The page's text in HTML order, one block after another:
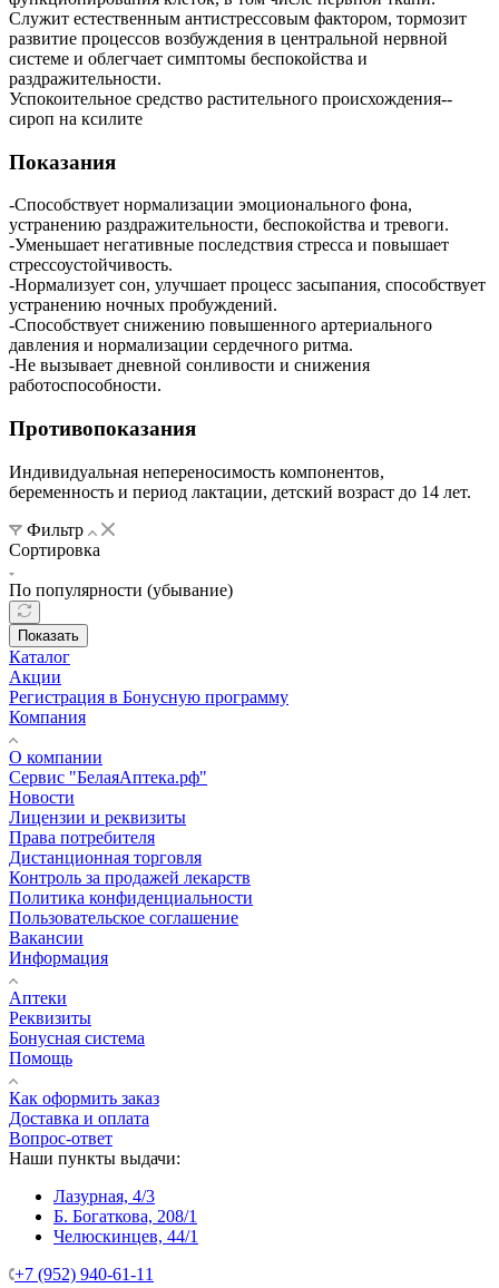
Служит естественным антистрессовым фактором, тормозит
развитие процессов возбуждения в центральной нервной
системе и облегчает симптомы беспокойства и
раздражительности.
Успокоительное средство растительного происхождения--
сироп на ксилите
Показания
-Способствует нормализации эмоционального фона,
устранению раздражительности, беспокойства и тревоги.
-Уменьшает негативные последствия стресса и повышает
стрессоустойчивость.
-Нормализует сон, улучшает процесс засыпания, способствует
устранению ночных пробуждений.
-Способствует снижению повышенного артериального
давления и нормализации сердечного ритма.
-Не вызывает дневной сонливости и снижения
работоспособности.
Противопоказания
Индивидуальная непереносимость компонентов,
беременность и период лактации, детский возраст до 14 лет.
Фильтр
Сортировка
По популярности (убывание)
Показать
Каталог
Акции
Регистрация в Бонусную программу
Компания
О компании
Сервис "БелаяАптека.рф"
Новости
Лицензии и реквизиты
Права потребителя
Дистанционная торговля
Контроль за продажей лекарств
Политика конфиденциальности
Пользовательское соглашение
Вакансии
Информация
Аптеки
Реквизиты
Бонусная система
Помощь
Как оформить заказ
Доставка и оплата
Вопрос-ответ
Наши пункты выдачи:
Лазурная, 4/3
Б. Богаткова, 208/1
Челюскинцев, 44/1
+7 (952) 940-61-11